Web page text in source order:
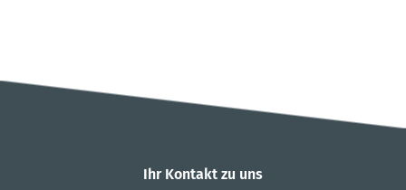
Ihr Kontakt zu uns